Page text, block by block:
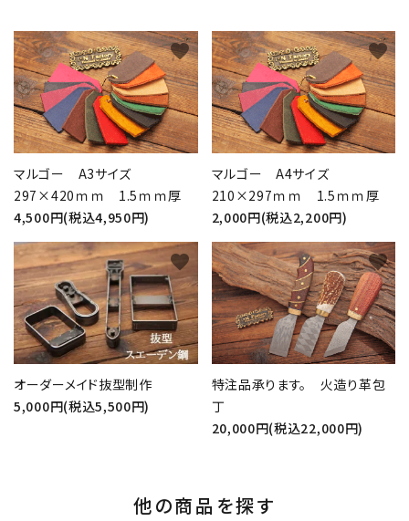
マルゴー A3サイズ
297×420ｍｍ 1.5ｍｍ厚
4,500円(税込4,950円)
favorite
マルゴー A4サイズ
210×297ｍｍ 1.5ｍｍ厚
2,000円(税込2,200円)
favorite
オーダーメイド抜型制作
5,000円(税込5,500円)
favorite
特注品承ります。 火造り革包
丁
20,000円(税込22,000円)
favorite
他の商品を探す